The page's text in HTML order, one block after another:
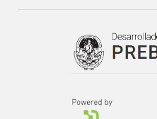
la docencia, estoy a cargo
en los primeros años de la
su difusión, forman parte de